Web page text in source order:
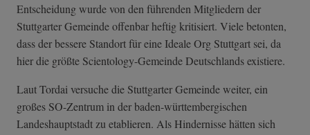
Entscheidung wurde von den führenden Mitgliedern der
Stuttgarter Gemeinde offenbar heftig kritisiert. Viele betonten,
dass der bessere Standort für eine Ideale Org Stuttgart sei, da
hier die größte Scientology-Gemeinde Deutschlands existiere.
Laut Tordai versuche die Stuttgarter Gemeinde weiter, ein
großes SO-Zentrum in der baden-württembergischen
Landeshauptstadt zu etablieren. Als Hindernisse hätten sich